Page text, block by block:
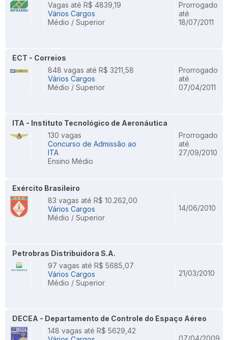
Vagas até R$ 4839,19
Vários Cargos
Médio / Superior
Prorrogado
até
18/07/2011
ECT - Correios
848 vagas até R$ 3211,58
Vários Cargos
Médio / Superior
Prorrogado
até
07/04/2011
ITA - Instituto Tecnológico de Aeronáutica
130 vagas
Concurso de Admissão ao
ITA
Ensino Médio
Prorrogado
até
27/09/2010
Exército Brasileiro
83 vagas até R$ 10.262,00
Vários Cargos
Médio / Superior
14/06/2010
Petrobras Distribuidora S.A.
97 vagas até R$ 5685,07
Vários Cargos
Médio / Superior
21/03/2010
DECEA - Departamento de Controle do Espaço Aéreo
148 vagas até R$ 5629,42
07/04/2009